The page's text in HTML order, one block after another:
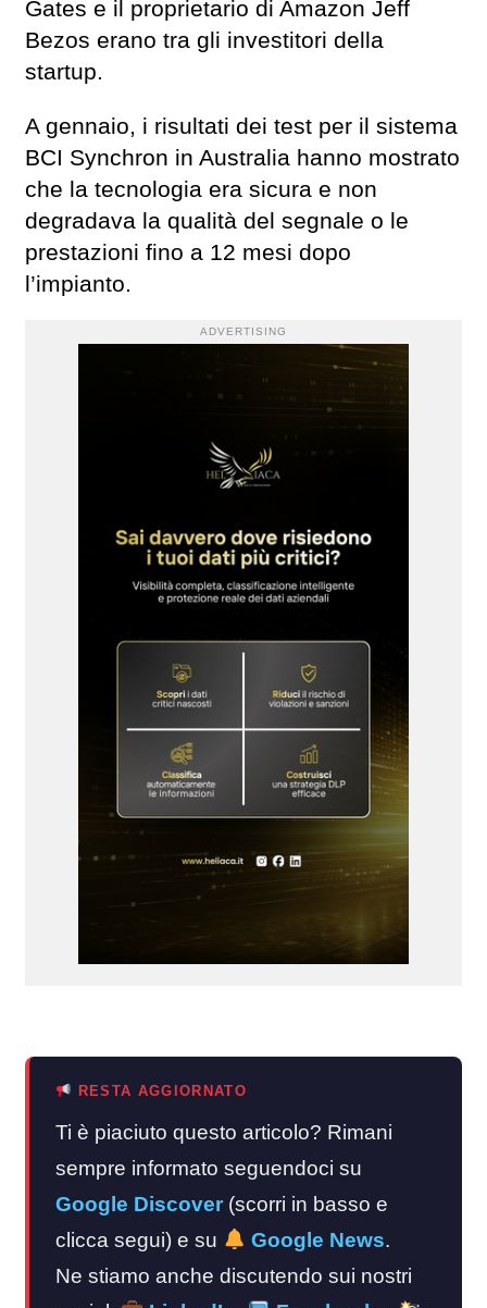
Gates e il proprietario di Amazon Jeff
Bezos erano tra gli investitori della
startup.
A gennaio, i risultati dei test per il sistema
BCI Synchron in Australia hanno mostrato
che la tecnologia era sicura e non
degradava la qualità del segnale o le
prestazioni fino a 12 mesi dopo
l’impianto.
ADVERTISING
RESTA AGGIORNATO
Ti è piaciuto questo articolo? Rimani
sempre informato seguendoci su
Google Discover (scorri in basso e
clicca segui) e su
Google News.
Ne stiamo anche discutendo sui nostri